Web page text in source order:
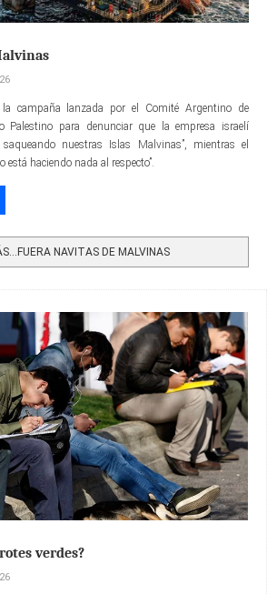
campaña lanzada por el Comité Argentino de
Palestino para denunciar que la empresa israelí
saqueando nuestras Islas Malvinas”, mientras el
está haciendo nada al respecto”.
NAVITAS DE MALVINAS
verdes?